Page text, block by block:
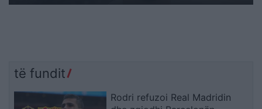
të fundit
Rodri refuzoi Real Madridin